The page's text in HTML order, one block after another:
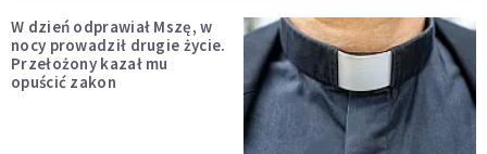
W dzień odprawiał Mszę, w
nocy prowadził drugie życie.
Przełożony kazał mu
opuścić zakon